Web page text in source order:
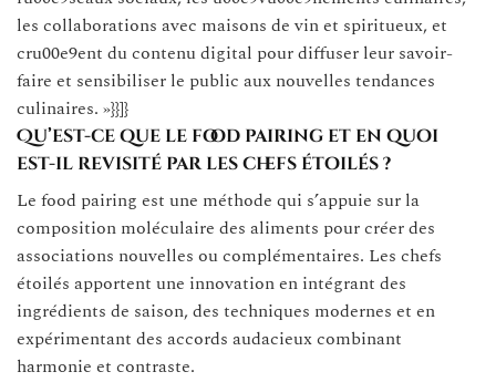
les collaborations avec maisons de vin et spiritueux, et
cru00e9ent du contenu digital pour diffuser leur savoir-
faire et sensibiliser le public aux nouvelles tendances
culinaires. »}}]}
Qu’est-ce que le food pairing et en quoi
est-il revisité par les chefs étoilés ?
Le food pairing est une méthode qui s’appuie sur la
composition moléculaire des aliments pour créer des
associations nouvelles ou complémentaires. Les chefs
étoilés apportent une innovation en intégrant des
ingrédients de saison, des techniques modernes et en
expérimentant des accords audacieux combinant
harmonie et contraste.